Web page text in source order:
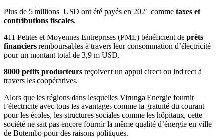
Plus de 5 millions USD ont été payés en 2021 comme taxes et
contributions fiscales.
411 Petites et Moyennes Entreprises (PME) bénéficient de prêts
financiers remboursables à travers leur consommation d’électricité
pour un montant total de 3,9 m USD.
8000 petits producteurs reçoivent un appui direct ou indirect à
travers les coopératives.
Alors que les régions dans lesquelles Virunga Energie fournit
l’électricité avec tous les avantages comme la gratuité du courant
pour les écoles, les structures sociales comme les hôpitaux, cette
société ne sait pas encore fournir la même qualité d’énergie en ville
de Butembo pour des raisons politiques.